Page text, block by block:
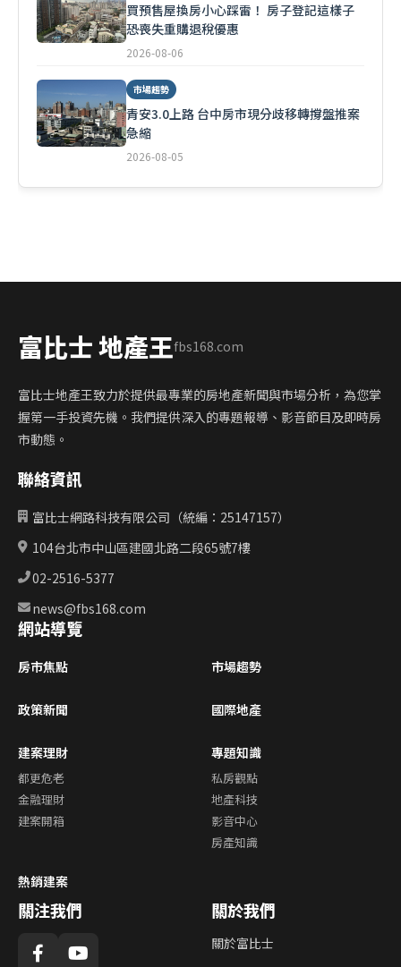
買預售屋換房小心踩雷！ 房子登記這樣子
恐喪失重購退稅優惠
2026-08-06
市場趨勢
青安3.0上路 台中房市現分歧移轉撐盤推案
急縮
2026-08-05
富比士 地產王fbs168.com
富比士地產王致力於提供最專業的房地產新聞與市場分析，為您掌
握第一手投資先機。我們提供深入的專題報導、影音節目及即時房
市動態。
聯絡資訊
富比士網路科技有限公司（統編：25147157）
104台北市中山區建國北路二段65號7樓
02-2516-5377
news@fbs168.com
網站導覽
房市焦點 市場趨勢
政策新聞 國際地產
建案理財
都更危老
金融理財
建案開箱
專題知識
私房觀點
地產科技
影音中心
房產知識
熱銷建案
關注我們 關於我們
關於富比士